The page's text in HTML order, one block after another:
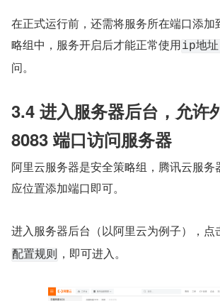
在正式运行前，还需将服务所在端口添加
略组中，服务开启后才能正常使用ip地
问。
3.4 进入服务器后台，允许
8083 端口访问服务器
阿里云服务器是安全策略组，腾讯云服
应位置添加端口即可。
进入服务器后台（以阿里云为例子），点
配置规则 ，即可进入。